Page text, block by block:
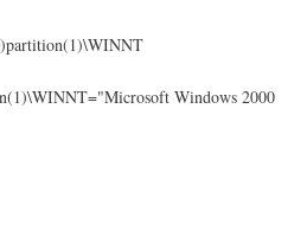
存
Windows 2000